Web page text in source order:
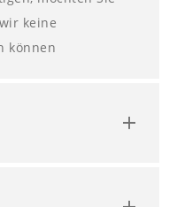
keine
können